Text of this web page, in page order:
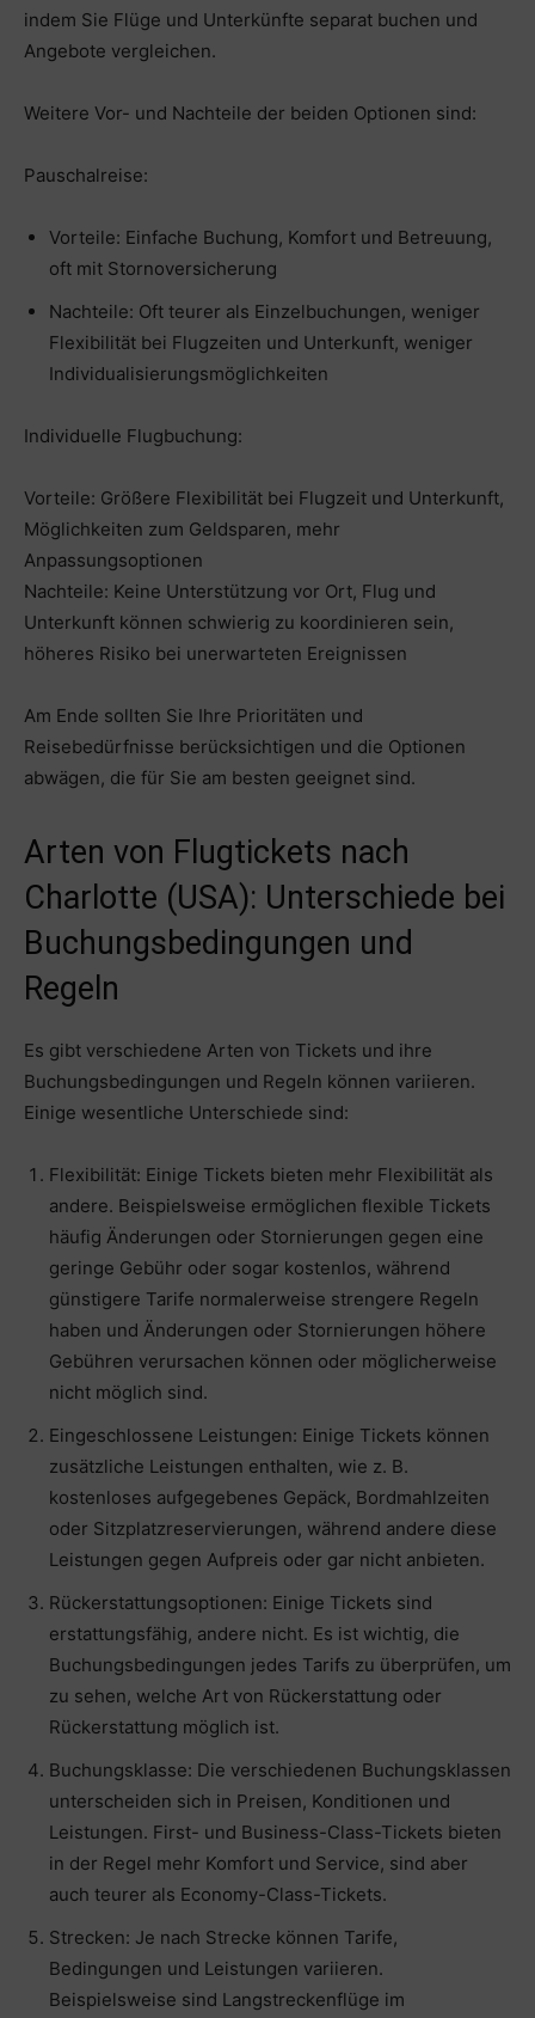
indem Sie Flüge und Unterkünfte separat buchen und
Angebote vergleichen.
Weitere Vor- und Nachteile der beiden Optionen sind:
Pauschalreise:
Vorteile: Einfache Buchung, Komfort und Betreuung,
oft mit Stornoversicherung
Nachteile: Oft teurer als Einzelbuchungen, weniger
Flexibilität bei Flugzeiten und Unterkunft, weniger
Individualisierungsmöglichkeiten
Individuelle Flugbuchung:
Vorteile: Größere Flexibilität bei Flugzeit und Unterkunft,
Möglichkeiten zum Geldsparen, mehr
Anpassungsoptionen
Nachteile: Keine Unterstützung vor Ort, Flug und
Unterkunft können schwierig zu koordinieren sein,
höheres Risiko bei unerwarteten Ereignissen
Am Ende sollten Sie Ihre Prioritäten und
Reisebedürfnisse berücksichtigen und die Optionen
abwägen, die für Sie am besten geeignet sind.
Arten von Flugtickets nach
Charlotte (USA): Unterschiede bei
Buchungsbedingungen und
Regeln
Es gibt verschiedene Arten von Tickets und ihre
Buchungsbedingungen und Regeln können variieren.
Einige wesentliche Unterschiede sind:
Flexibilität: Einige Tickets bieten mehr Flexibilität als
andere. Beispielsweise ermöglichen flexible Tickets
häufig Änderungen oder Stornierungen gegen eine
geringe Gebühr oder sogar kostenlos, während
günstigere Tarife normalerweise strengere Regeln
haben und Änderungen oder Stornierungen höhere
Gebühren verursachen können oder möglicherweise
nicht möglich sind.
Eingeschlossene Leistungen: Einige Tickets können
zusätzliche Leistungen enthalten, wie z. B.
kostenloses aufgegebenes Gepäck, Bordmahlzeiten
oder Sitzplatzreservierungen, während andere diese
Leistungen gegen Aufpreis oder gar nicht anbieten.
Rückerstattungsoptionen: Einige Tickets sind
erstattungsfähig, andere nicht. Es ist wichtig, die
Buchungsbedingungen jedes Tarifs zu überprüfen, um
zu sehen, welche Art von Rückerstattung oder
Rückerstattung möglich ist.
Buchungsklasse: Die verschiedenen Buchungsklassen
unterscheiden sich in Preisen, Konditionen und
Leistungen. First- und Business-Class-Tickets bieten
in der Regel mehr Komfort und Service, sind aber
auch teurer als Economy-Class-Tickets.
Strecken: Je nach Strecke können Tarife,
Bedingungen und Leistungen variieren.
Beispielsweise sind Langstreckenflüge im